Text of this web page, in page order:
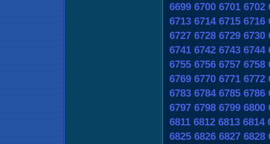
6699 6700 6701 6702
6713 6714 6715 6716
6727 6728 6729 6730
6741 6742 6743 6744
6755 6756 6757 6758
6769 6770 6771 6772
6783 6784 6785 6786
6797 6798 6799 6800
6811 6812 6813 6814
6825 6826 6827 6828